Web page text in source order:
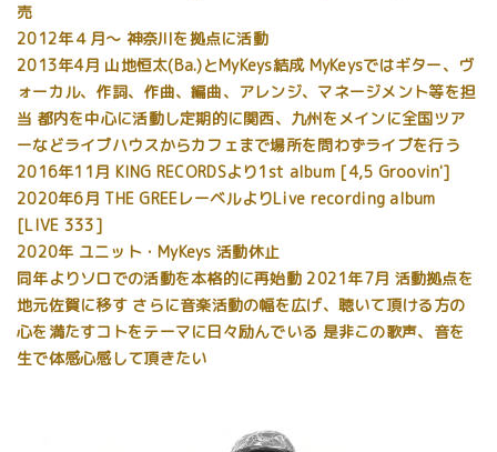
売
2012年４月〜 神奈川を拠点に活動
2013年4月 山地恒太(Ba.)とMyKeys結成 MyKeysではギター、ヴ
ォーカル、作詞、作曲、編曲、アレンジ、マネージメント等を担
当 都内を中心に活動し定期的に関西、九州をメインに全国ツア
ーなどライブハウスからカフェまで場所を問わずライブを行う
2016年11月 KING RECORDSより1st album [4,5 Groovin']
2020年6月 THE GREEレーベルよりLive recording album
[LIVE 333]
2020年 ユニット・MyKeys 活動休止
同年よりソロでの活動を本格的に再始動 2021年7月 活動拠点を
地元佐賀に移す さらに音楽活動の幅を広げ、聴いて頂ける方の
心を満たすコトをテーマに日々励んでいる 是非この歌声、音を
生で体感心感して頂きたい